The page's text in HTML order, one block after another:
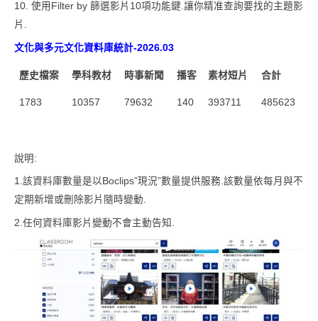
10. 使用Filter by 篩選影片10項功能鍵.讓你精准查詢要找的主題影
片.
文化與多元文化資料庫統計-2026.03
歷史檔案 學科教材 時事新聞 播客 素材短片 合計
1783 10357 79632 140 393711 485623
說明:
1.該資料庫數量是以Boclips”現況”數量提供服務.該數量依每月與不
定期新增或刪除影片隨時變動.
2.任何資料庫影片變動不會主動告知.